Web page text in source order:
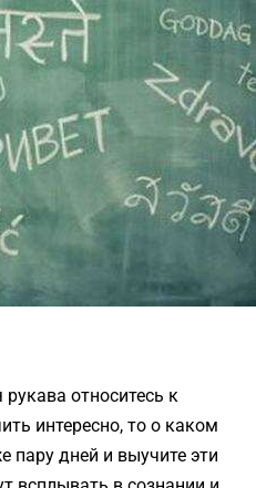
относитесь к
интересно, то о каком
пару дней и выучите эти